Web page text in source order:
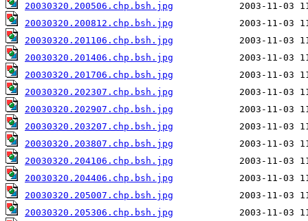
20030320.200506.chp.bsh.jpg
20030320.200812.chp.bsh.jpg
20030320.201106.chp.bsh.jpg
20030320.201406.chp.bsh.jpg
20030320.201706.chp.bsh.jpg
20030320.202307.chp.bsh.jpg
20030320.202907.chp.bsh.jpg
20030320.203207.chp.bsh.jpg
20030320.203807.chp.bsh.jpg
20030320.204106.chp.bsh.jpg
20030320.204406.chp.bsh.jpg
20030320.205007.chp.bsh.jpg
20030320.205306.chp.bsh.jpg